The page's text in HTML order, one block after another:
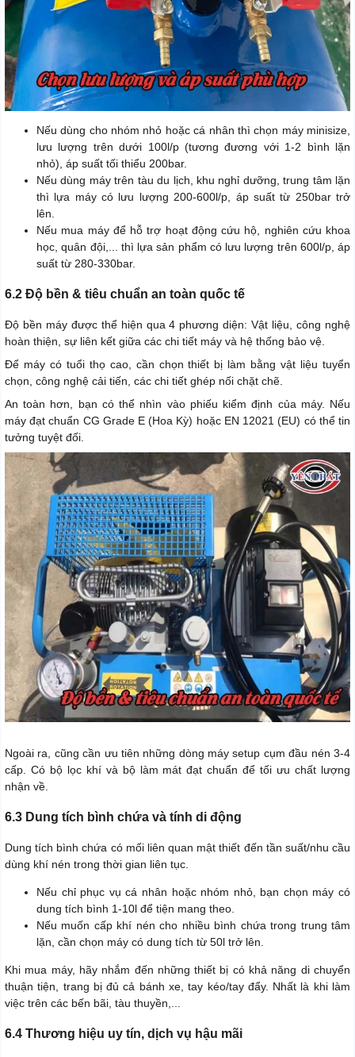
Nếu dùng cho nhóm nhỏ hoặc cá nhân thì chọn máy minisize,
lưu lượng trên dưới 100l/p (tương đương với 1-2 bình lặn
nhỏ), áp suất tối thiểu 200bar.
Nếu dùng máy trên tàu du lịch, khu nghỉ dưỡng, trung tâm lặn
thì lựa máy có lưu lượng 200-600l/p, áp suất từ 250bar trở
lên.
Nếu mua máy để hỗ trợ hoạt động cứu hộ, nghiên cứu khoa
học, quân đội,... thì lựa sản phẩm có lưu lượng trên 600l/p, áp
suất từ 280-330bar.
6.2 Độ bền & tiêu chuẩn an toàn quốc tế
Độ bền máy được thể hiện qua 4 phương diện: Vật liệu, công nghệ
hoàn thiện, sự liên kết giữa các chi tiết máy và hệ thống bảo vệ.
Để máy có tuổi thọ cao, cần chọn thiết bị làm bằng vật liệu tuyển
chọn, công nghệ cải tiến, các chi tiết ghép nối chặt chẽ.
An toàn hơn, bạn có thể nhìn vào phiếu kiểm định của máy. Nếu
máy đạt chuẩn CG Grade E (Hoa Kỳ) hoặc EN 12021 (EU) có thể tin
tưởng tuyệt đối.
Ngoài ra, cũng cần ưu tiên những dòng máy setup cụm đầu nén 3-4
cấp. Có bộ lọc khí và bộ làm mát đạt chuẩn để tối ưu chất lượng
nhận về.
6.3 Dung tích bình chứa và tính di động
Dung tích bình chứa có mối liên quan mật thiết đến tần suất/nhu cầu
dùng khí nén trong thời gian liên tục.
Nếu chỉ phục vụ cá nhân hoặc nhóm nhỏ, bạn chọn máy có
dung tích bình 1-10l để tiện mang theo.
Nếu muốn cấp khí nén cho nhiều bình chứa trong trung tâm
lặn, cần chọn máy có dung tích từ 50l trở lên.
Khi mua máy, hãy nhắm đến những thiết bị có khả năng di chuyển
thuận tiện, trang bị đủ cả bánh xe, tay kéo/tay đẩy. Nhất là khi làm
việc trên các bến bãi, tàu thuyền,...
6.4 Thương hiệu uy tín, dịch vụ hậu mãi